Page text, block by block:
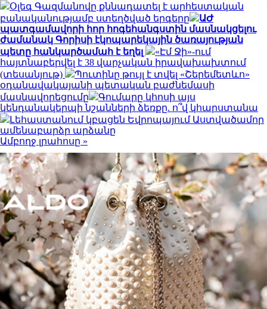
Օլեգ Գազմանովը քննադատել է արհեստական
բանականությամբ ստեղծված երգերը
ԱԺ
պատգամավորի հոր հոգեհանգստին մասնակցելու
ժամանակ Գորիսի էկոպարեկային ծառայության
պետը հանկարծամահ է եղել
«Էմ Ջի»-ում
հայտնաբերվել է 38 վարչական իրավախախտում
(տեսանյութ)
Պուտինը թույլ է տվել «Շերեմետևո»
օդանավակայանի պետական բաժնեմասի
մասնավորեցումը
Գումարը կհոսի այս
կենդանակերպի նշանների ձեռքը. ո՞վ կհարստանա
Լեհաստանում կբացեն Եվրոպայում Աստվածամոր
ամենաբարձր արձանը
Ամբողջ լրահոսը »